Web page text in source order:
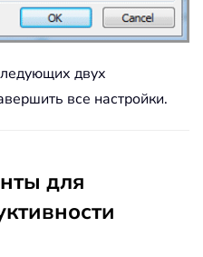
двух
все настройки.
для